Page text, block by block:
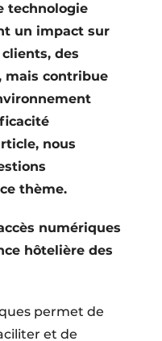
technologie
un impact sur
des
mais contribue
nous
thème.
numériques
hôtelière des
permet de
et de